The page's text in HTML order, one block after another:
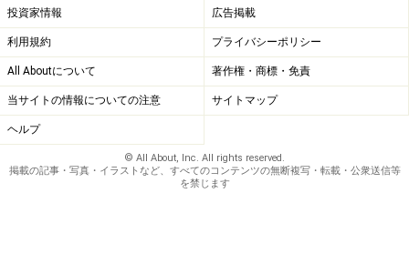
投資家情報 広告掲載
利用規約 プライバシーポリシー
All Aboutについて 著作権・商標・免責
当サイトの情報についての注意 サイトマップ
ヘルプ
© All About, Inc. All rights reserved.
掲載の記事・写真・イラストなど、すべてのコンテンツの無断複写・転載・公衆送信等
を禁じます